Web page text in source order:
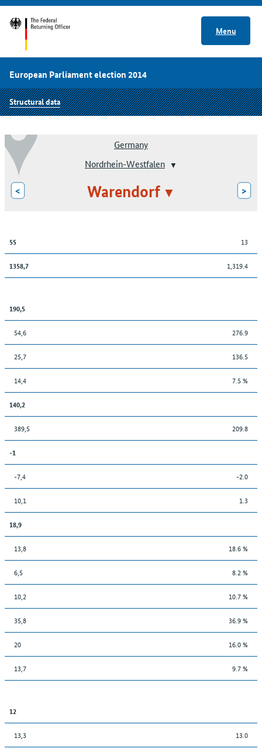
Menu
European Parliament election 2014
Structural data
Germany
Nordrhein-Westfalen
< Warendorf >
55 13
1358,7 1,319.4
190,5
54,6 276.9
25,7 136.5
14,4 7.5 %
140,2
389,5 209.8
-1
-7,4 -2.0
10,1 1.3
18,9
13,8 18.6 %
6,5 8.2 %
10,2 10.7 %
35,8 36.9 %
20 16.0 %
13,7 9.7 %
12
13,3 13.0